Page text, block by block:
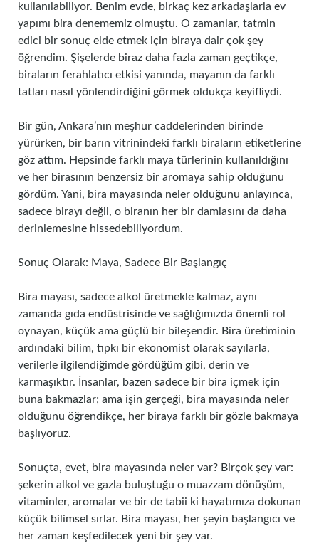
kullanılabiliyor. Benim evde, birkaç kez arkadaşlarla ev
yapımı bira denememiz olmuştu. O zamanlar, tatmin
edici bir sonuç elde etmek için biraya dair çok şey
öğrendim. Şişelerde biraz daha fazla zaman geçtikçe,
biraların ferahlatıcı etkisi yanında, mayanın da farklı
tatları nasıl yönlendirdiğini görmek oldukça keyifliydi.
Bir gün, Ankara’nın meşhur caddelerinden birinde
yürürken, bir barın vitrinindeki farklı biraların etiketlerine
göz attım. Hepsinde farklı maya türlerinin kullanıldığını
ve her birasının benzersiz bir aromaya sahip olduğunu
gördüm. Yani, bira mayasında neler olduğunu anlayınca,
sadece birayı değil, o biranın her bir damlasını da daha
derinlemesine hissedebiliyordum.
Sonuç Olarak: Maya, Sadece Bir Başlangıç
Bira mayası, sadece alkol üretmekle kalmaz, aynı
zamanda gıda endüstrisinde ve sağlığımızda önemli rol
oynayan, küçük ama güçlü bir bileşendir. Bira üretiminin
ardındaki bilim, tıpkı bir ekonomist olarak sayılarla,
verilerle ilgilendiğimde gördüğüm gibi, derin ve
karmaşıktır. İnsanlar, bazen sadece bir bira içmek için
buna bakmazlar; ama işin gerçeği, bira mayasında neler
olduğunu öğrendikçe, her biraya farklı bir gözle bakmaya
başlıyoruz.
Sonuçta, evet, bira mayasında neler var? Birçok şey var:
şekerin alkol ve gazla buluştuğu o muazzam dönüşüm,
vitaminler, aromalar ve bir de tabii ki hayatımıza dokunan
küçük bilimsel sırlar. Bira mayası, her şeyin başlangıcı ve
her zaman keşfedilecek yeni bir şey var.